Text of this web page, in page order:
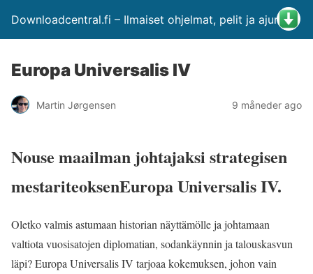
Downloadcentral.fi – Ilmaiset ohjelmat, pelit ja ajurit
Europa Universalis IV
Martin Jørgensen 9 måneder ago
Nouse maailman johtajaksi strategisen
mestariteoksenEuropa Universalis IV.
Oletko valmis astumaan historian näyttämölle ja johtamaan
valtiota vuosisatojen diplomatian, sodankäynnin ja talouskasvun
läpi? Europa Universalis IV tarjoaa kokemuksen, johon vain